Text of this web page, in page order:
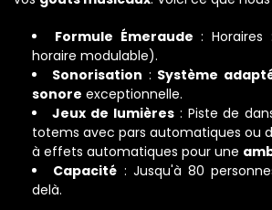
Formule Émeraude :
horaire modulable).
Sonorisation : Système
sonore exceptionnelle.
Jeux de lumières: Piste de
totems avec pars automatiques ou
à effets automatiques pour une
Capacité : Jusqu'à 80
delà.